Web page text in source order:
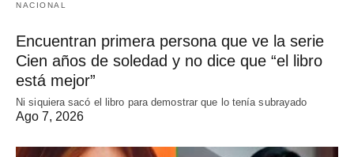
NACIONAL
Encuentran primera persona que ve la serie
Cien años de soledad y no dice que “el libro
está mejor”
Ni siquiera sacó el libro para demostrar que lo tenía subrayado
Ago 7, 2026